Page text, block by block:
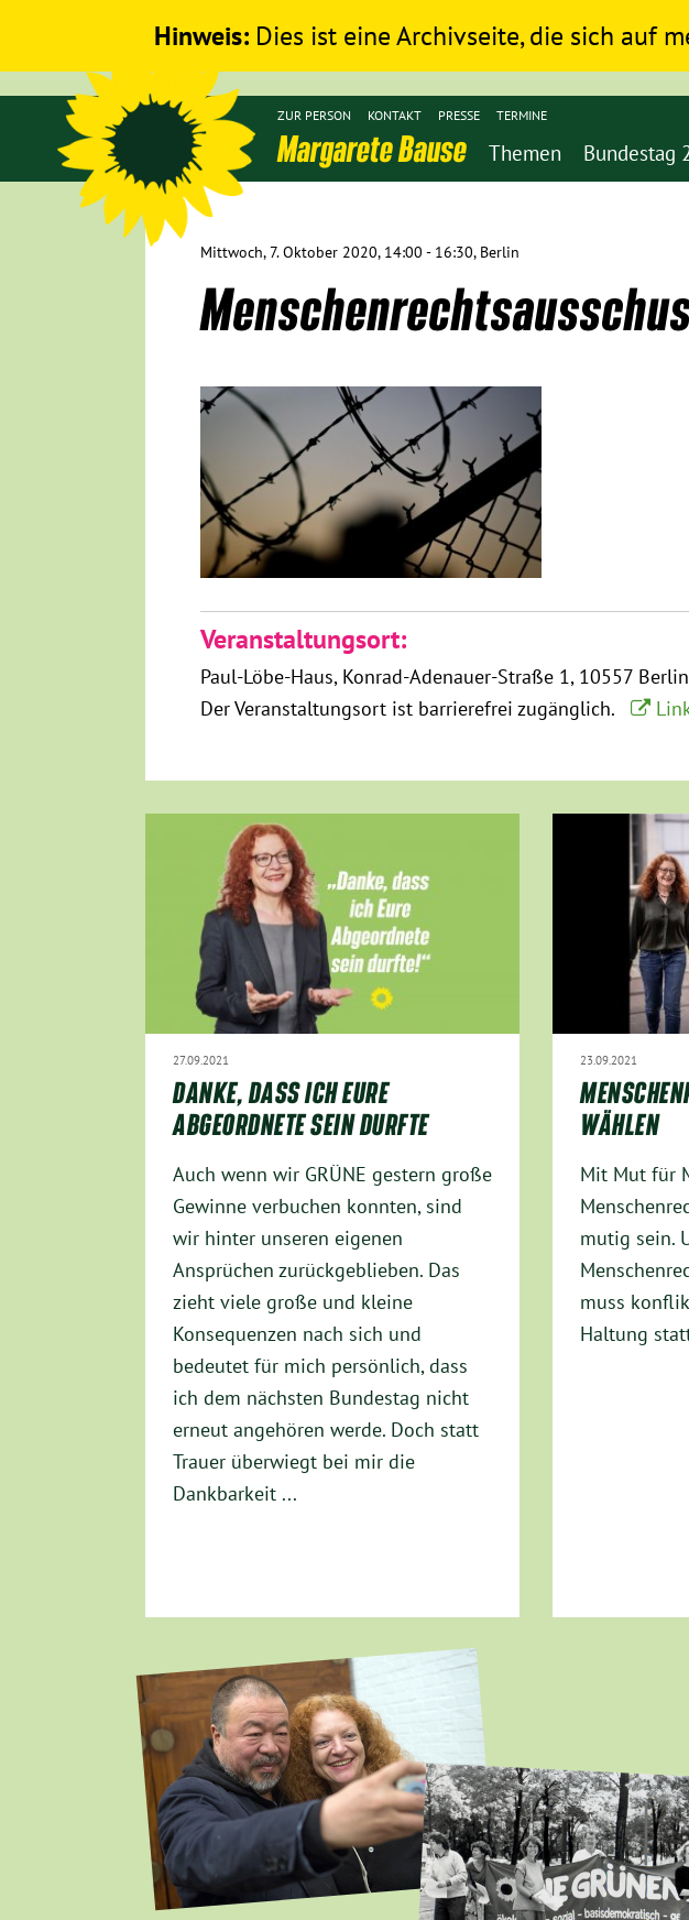
Hinweis: Dies ist eine Archivseite, die sich auf
Margarete Bause Themen Bundestag
ZUR PERSON KONTAKT PRESSE TERMINE
Mittwoch, 7. Oktober 2020, 14:00 - 16:30, Berlin
Veranstaltungsort:
Paul-Löbe-Haus Konrad-Adenauer-Straße 1 10557 Berlin
Der Veranstaltungsort ist barrierefrei zugänglich.
27.09.2021
DANKE, DASS ICH EURE
ABGEORDNETE SEIN DURFTE
Auch wenn wir GRÜNE gestern große
Gewinne verbuchen konnten, sind
wir hinter unseren eigenen
Ansprüchen zurückgeblieben. Das
zieht viele große und kleine
Konsequenzen nach sich und
bedeutet für mich persönlich, dass
ich dem nächsten Bundestag nicht
erneut angehören werde. Doch statt
Trauer überwiegt bei mir die
Dankbarkeit ...
23.09.2021
WÄHLEN
Mit Mut für
mutig sein.
muss
Haltung